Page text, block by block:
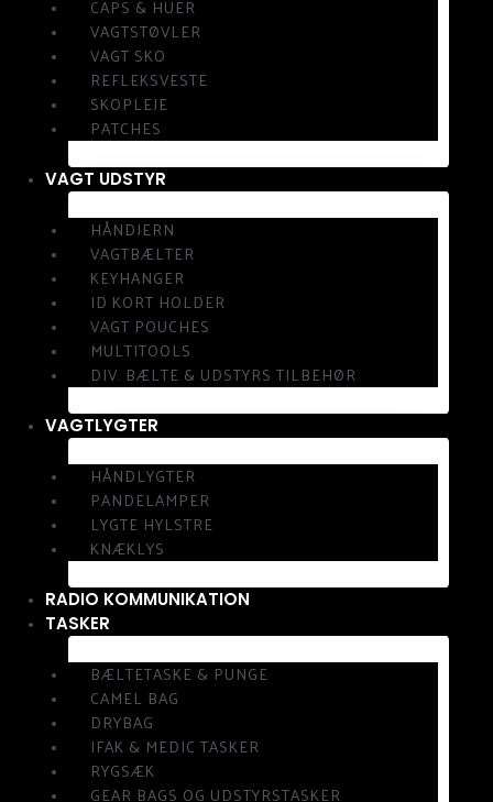
CAPS & HUER
VAGTSTØVLER
VAGT SKO
REFLEKSVESTE
SKOPLEJE
PATCHES
VAGT UDSTYR
HÅNDJERN
VAGTBÆLTER
KEYHANGER
ID KORT HOLDER
VAGT POUCHES
MULTITOOLS
DIV. BÆLTE & UDSTYRS TILBEHØR
VAGTLYGTER
HÅNDLYGTER
PANDELAMPER
LYGTE HYLSTRE
KNÆKLYS
RADIO KOMMUNIKATION
TASKER
BÆLTETASKE & PUNGE
CAMEL BAG
DRYBAG
IFAK & MEDIC TASKER
RYGSÆK
GEAR BAGS OG UDSTYRSTASKER